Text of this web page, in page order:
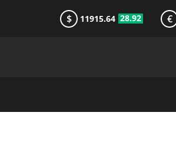
$ 11915.64 28.92 €